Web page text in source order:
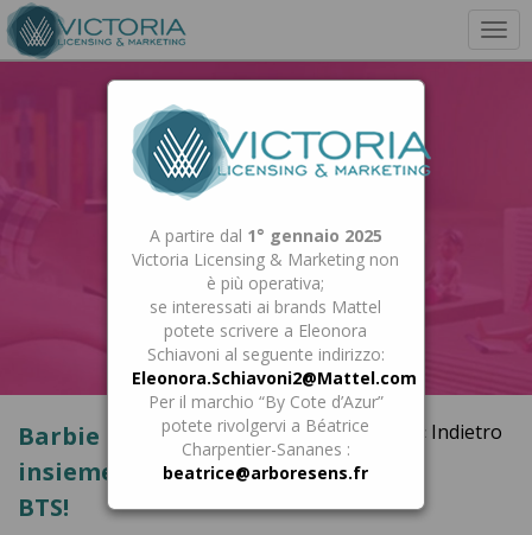
A partire dal 1° gennaio 2025
Victoria Licensing & Marketing non
è più operativa;
se interessati ai brands Mattel
potete scrivere a Eleonora
Schiavoni al seguente indirizzo:
Eleonora.Schiavoni2@Mattel.com
Per il marchio “By Cote d’Azur”
potete rivolgervi a Béatrice
Charpentier-Sananes :
beatrice@arboresens.fr
« Indietro
Barbie e Giochi Preziosi ancora
insieme per la nuova collezione
BTS!